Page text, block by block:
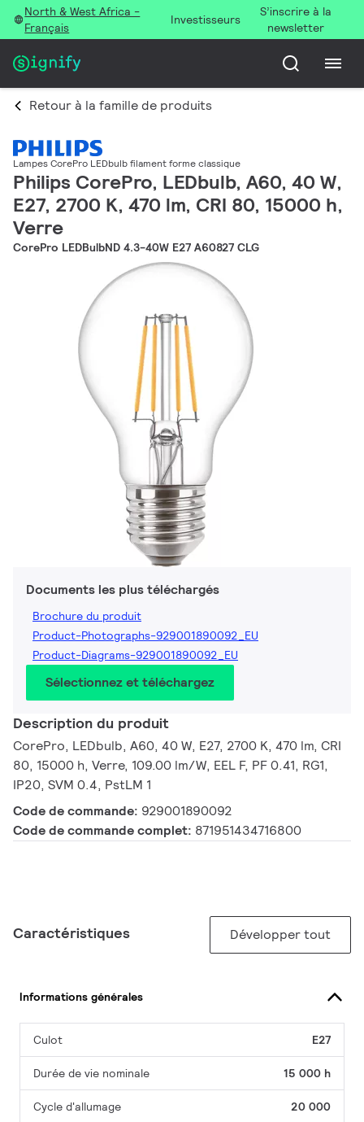
North & West Africa -
Français
Investisseurs
S’inscrire à la
newsletter
Retour à la famille de produits
Lampes CorePro LEDbulb filament forme classique
Philips CorePro, LEDbulb, A60, 40 W,
E27, 2700 K, 470 lm, CRI 80, 15000 h,
Verre
CorePro LEDBulbND 4.3-40W E27 A60827 CLG
Documents les plus téléchargés
Brochure du produit
Product-Photographs-929001890092_EU
Product-Diagrams-929001890092_EU
Sélectionnez et téléchargez
Description du produit
CorePro, LEDbulb, A60, 40 W, E27, 2700 K, 470 lm, CRI
80, 15000 h, Verre, 109.00 lm/W, EEL F, PF 0.41, RG1,
IP20, SVM 0.4, PstLM 1
Code de commande: 929001890092
Code de commande complet: 871951434716800
Caractéristiques Développer tout
Informations générales
Culot E27
Durée de vie nominale 15 000 h
Cycle d'allumage 20 000